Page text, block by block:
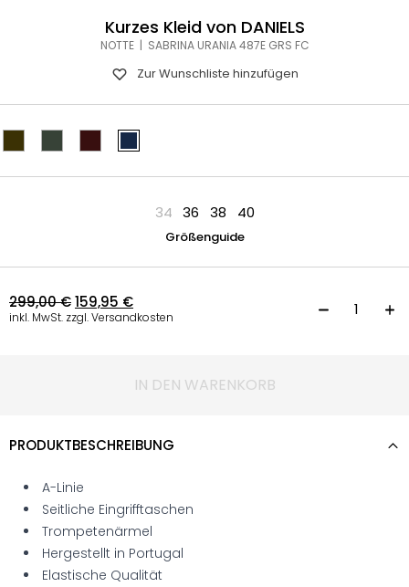
Kurzes Kleid von DANIELS
NOTTE | SABRINA URANIA 487E GRS FC
Zur Wunschliste hinzufügen
34 36 38 40
Größenguide
299,00€159,95 €
inkl. MwSt. zzgl. Versandkosten
IN DEN WARENKORB
PRODUKTBESCHREIBUNG
A-Linie
Seitliche Eingrifftaschen
Trompetenärmel
Hergestellt in Portugal
Elastische Qualität